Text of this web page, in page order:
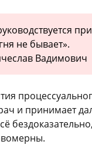
не бывает».
Вадимович
и принимает